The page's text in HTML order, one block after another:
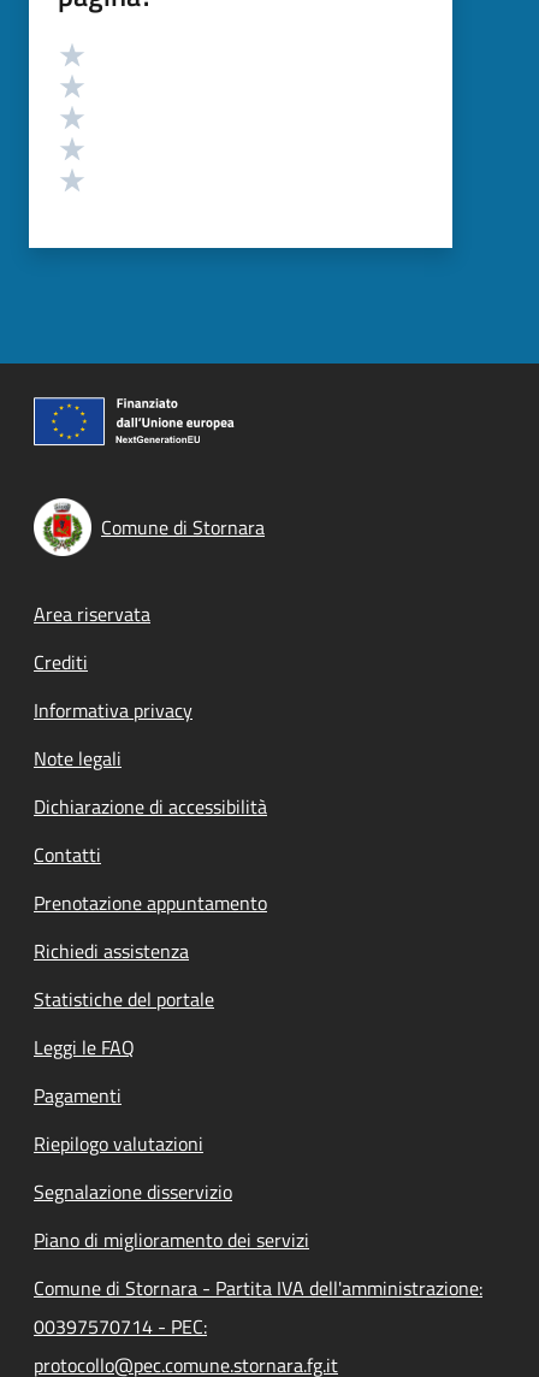
Valutazione
Comune di Stornara
Footer menu
Area riservata
Crediti
Informativa privacy
Note legali
Dichiarazione di accessibilità
Contatti
Prenotazione appuntamento
Richiedi assistenza
Statistiche del portale
Leggi le FAQ
Pagamenti
Riepilogo valutazioni
Segnalazione disservizio
Piano di miglioramento dei servizi
Comune di Stornara - Partita IVA dell'amministrazione:
00397570714 - PEC:
protocollo@pec.comune.stornara.fg.it